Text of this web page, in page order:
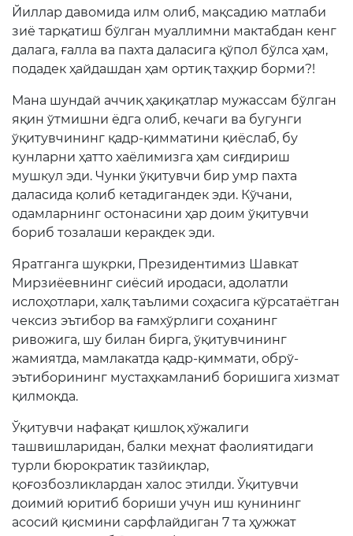
1-синфга қабул
Электрон шаҳодатнома
Рақамли кутубхона
Ягона электрон тизим
Малака ошириш
Ахборот хизмати
Пресс-релизлар
Маърузалар
Галерея
Ахборот хизмати
Конференциялар
Ёрдам
Танловлар
Йиллар давомида илм олиб, мақсадию матлаби
зиё тарқатиш бўлган муаллимни мактабдан кенг
далага, ғалла ва пахта даласига қўпол бўлса ҳам,
подадек ҳайдашдан ҳам ортиқ таҳқир борми?!
Мана шундай аччиқ ҳақиқатлар мужассам бўлган
яқин ўтмишни ёдга олиб, кечаги ва бугунги
ўқитувчининг қадр-қимматини қиёслаб, бу
кунларни ҳатто хаёлимизга ҳам сиғдириш
мушкул эди. Чунки ўқитувчи бир умр пахта
даласида қолиб кетадигандек эди. Кўчани,
одамларнинг остонасини ҳар доим ўқитувчи
бориб тозалаши керакдек эди.
Яратганга шукрки, Президентимиз Шавкат
Мирзиёевнинг сиёсий иродаси, адолатли
ислоҳотлари, халқ таълими соҳасига кўрсатаётган
чексиз эътибор ва ғамхўрлиги соҳанинг
ривожига, шу билан бирга, ўқитувчининг
жамиятда, мамлакатда қадр-қиммати, обрў-
эътиборининг мустаҳкамланиб боришига хизмат
қилмоқда.
Ўқитувчи нафақат қишлоқ хўжалиги
ташвишларидан, балки меҳнат фаолиятидаги
турли бюрократик тазйиқлар,
қоғозбозликлардан халос этилди. Ўқитувчи
доимий юритиб бориши учун иш кунининг
асосий қисмини сарфлайдиган 7 та ҳужжат